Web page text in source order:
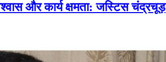
और कार्य क्षमता: जस्टिस चंद्रचूड़